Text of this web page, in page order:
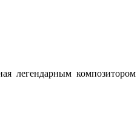
легендарным композитором